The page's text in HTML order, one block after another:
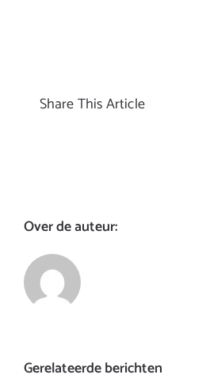
Share This Article
Over de auteur:
Gerelateerde berichten